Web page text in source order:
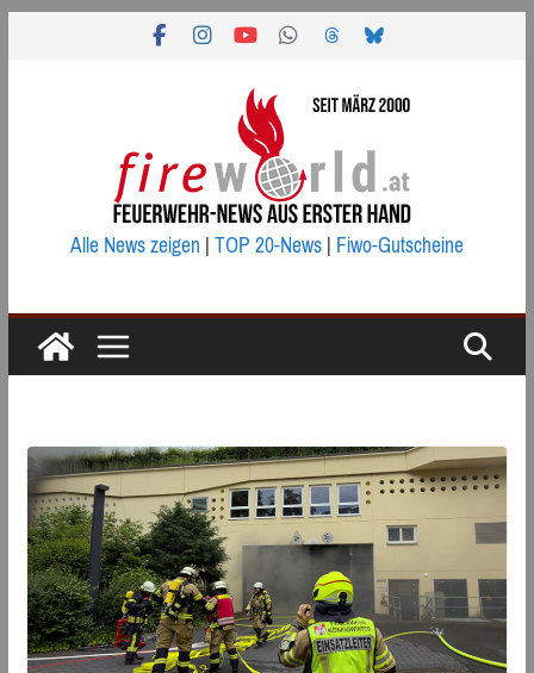
Alle News zeigen|TOP 20-News|Fiwo-Gutscheine